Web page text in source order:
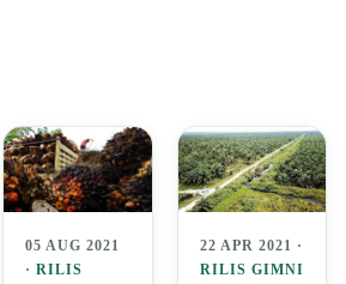
05 AUG 2021
·RILIS
22 APR 2021 ·
RILIS GIMNI